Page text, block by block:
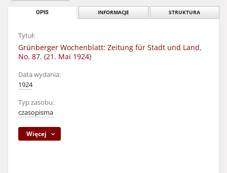
OPIS INFORMACJE STRUKTURA
Tytuł:
Grünberger Wochenblatt: Zeitung für Stadt und Land,
No. 87. (21. Mai 1924)
Data wydania:
1924
Typ zasobu:
czasopisma
Więcej